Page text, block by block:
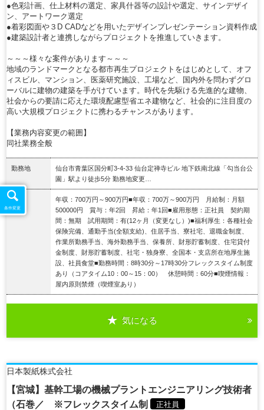
●色彩計画、仕上材料の選定、家具什器等の設計や選定、サインデザイ
ン、アートワーク選定
●着彩図面や３D CADなどを用いたデザインプレゼンテーション資料作成
●建築設計者と連携しながらプロジェクトを推進していきます。
～～～様々な案件があります～～～
地域のランドマークとなる都市再生プロジェクトをはじめとして、オフ
ィスビル、マンション、医薬研究施設、工場など、国内外を問わずグロ
ーバルに建物の建築を手がけています。時代を先駆ける先進的な建物、
社会からの要請に応えた環境配慮型省エネ建物など、社会的に注目度の
高い大規模プロジェクトに携わるチャンスがあります。
【業務内容変更の範囲】
同社業務全般
勤務地
仙台市青葉区国分町3-4-33 仙台定禅寺ビル 地下鉄南北線「勾当台公
園」駅より徒歩5分 勤務地変更…
給与
年収：700万円～900万円■年収：700万～900万円 月給制：月額
500000円 賞与：年2回 昇給：年1回■雇用形態：正社員 契約期
間：無期 試用期間：有(12ヶ月（変更なし）)■福利厚生：各種社会
保険完備、通勤手当(全額支給)、住居手当、寮社宅、退職金制度、
作業所勤務手当、海外勤務手当、保養所、財形貯蓄制度、住宅貸付
金制度、財形貯蓄制度、社宅・独身寮、全国本・支店所在地厚生施
設、社員食堂■勤務時間：8時30分～17時30分フレックスタイム制度
あり（コアタイム10：00～15：00） 休憩時間：60分■喫煙情報：
屋内原則禁煙（喫煙室あり）
気になる
日本製紙株式会社
【宮城】基幹工場の機械プラントエンジニアリング技術者
（石巻／ ※フレックスタイム制
正社員
条件変更